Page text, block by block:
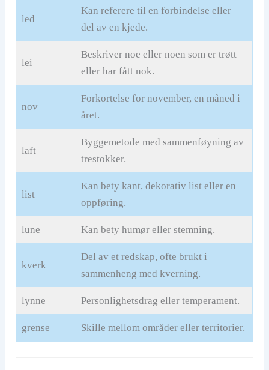
led
Kan referere til en forbindelse eller
del av en kjede.
lei
Beskriver noe eller noen som er trøtt
eller har fått nok.
nov
Forkortelse for november, en måned i
året.
laft
Byggemetode med sammenføyning av
trestokker.
list
Kan bety kant, dekorativ list eller en
oppføring.
lune Kan bety humør eller stemning.
kverk
Del av et redskap, ofte brukt i
sammenheng med kverning.
lynne Personlighetsdrag eller temperament.
grense Skille mellom områder eller territorier.